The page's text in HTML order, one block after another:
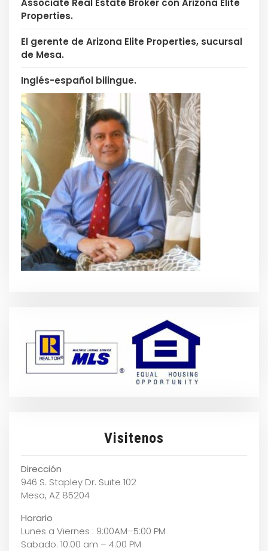
Associate Real Estate Broker con Arizona Elite
Properties.
El gerente de Arizona Elite Properties, sucursal
de Mesa.
Inglés-español bilingue.
Visitenos
Dirección
946 S. Stapley Dr. Suite 102
Mesa, AZ 85204
Horario
Lunes a Viernes : 9:00AM–5:00 PM
Sabado: 10:00 am – 4:00 PM